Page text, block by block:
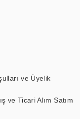
ve Üyelik
ve Ticari Alım Satım